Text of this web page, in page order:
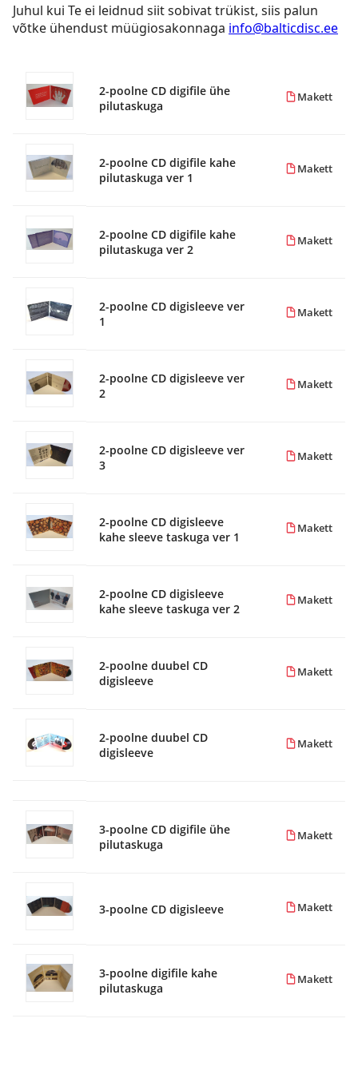
Juhul kui Te ei leidnud siit sobivat trükist, siis palun
võtke ühendust müügiosakonnaga info@balticdisc.ee
2-poolne CD digifile ühe
pilutaskuga
Makett
2-poolne CD digifile kahe
pilutaskuga ver 1
Makett
2-poolne CD digifile kahe
pilutaskuga ver 2
Makett
2-poolne CD digisleeve ver
1
Makett
2-poolne CD digisleeve ver
2
Makett
2-poolne CD digisleeve ver
3
Makett
2-poolne CD digisleeve
kahe sleeve taskuga ver 1
Makett
2-poolne CD digisleeve
kahe sleeve taskuga ver 2
Makett
2-poolne duubel CD
digisleeve
Makett
2-poolne duubel CD
digisleeve
Makett
3-poolne CD digifile ühe
pilutaskuga
Makett
3-poolne CD digisleeve Makett
3-poolne digifile kahe
pilutaskuga
Makett